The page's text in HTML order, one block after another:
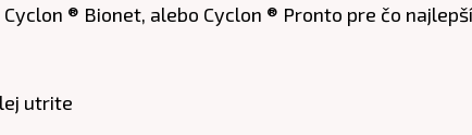
® Bionet, alebo Cyclon ® Pronto pre čo
utrite